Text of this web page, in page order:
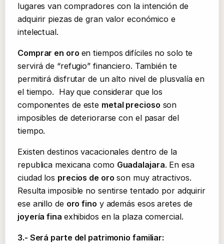
lugares van compradores con la intención de
adquirir piezas de gran valor económico e
intelectual.
Comprar en oro en tiempos difíciles no solo te
servirá de “refugio” financiero. También te
permitirá disfrutar de un alto nivel de plusvalía en
el tiempo. Hay que considerar que los
componentes de este metal precioso son
imposibles de deteriorarse con el pasar del
tiempo.
Existen destinos vacacionales dentro de la
republica mexicana como Guadalajara. En esa
ciudad los precios de oro son muy atractivos.
Resulta imposible no sentirse tentado por adquirir
ese anillo de oro fino y además esos aretes de
joyería fina exhibidos en la plaza comercial.
3.- Será parte del patrimonio familiar: